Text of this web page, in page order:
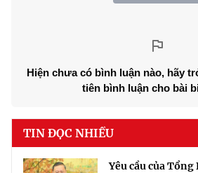
Hiện chưa có bình luận nào, hãy
tiên bình luận cho bài
TIN ĐỌC NHIỀU
Yêu cầu của